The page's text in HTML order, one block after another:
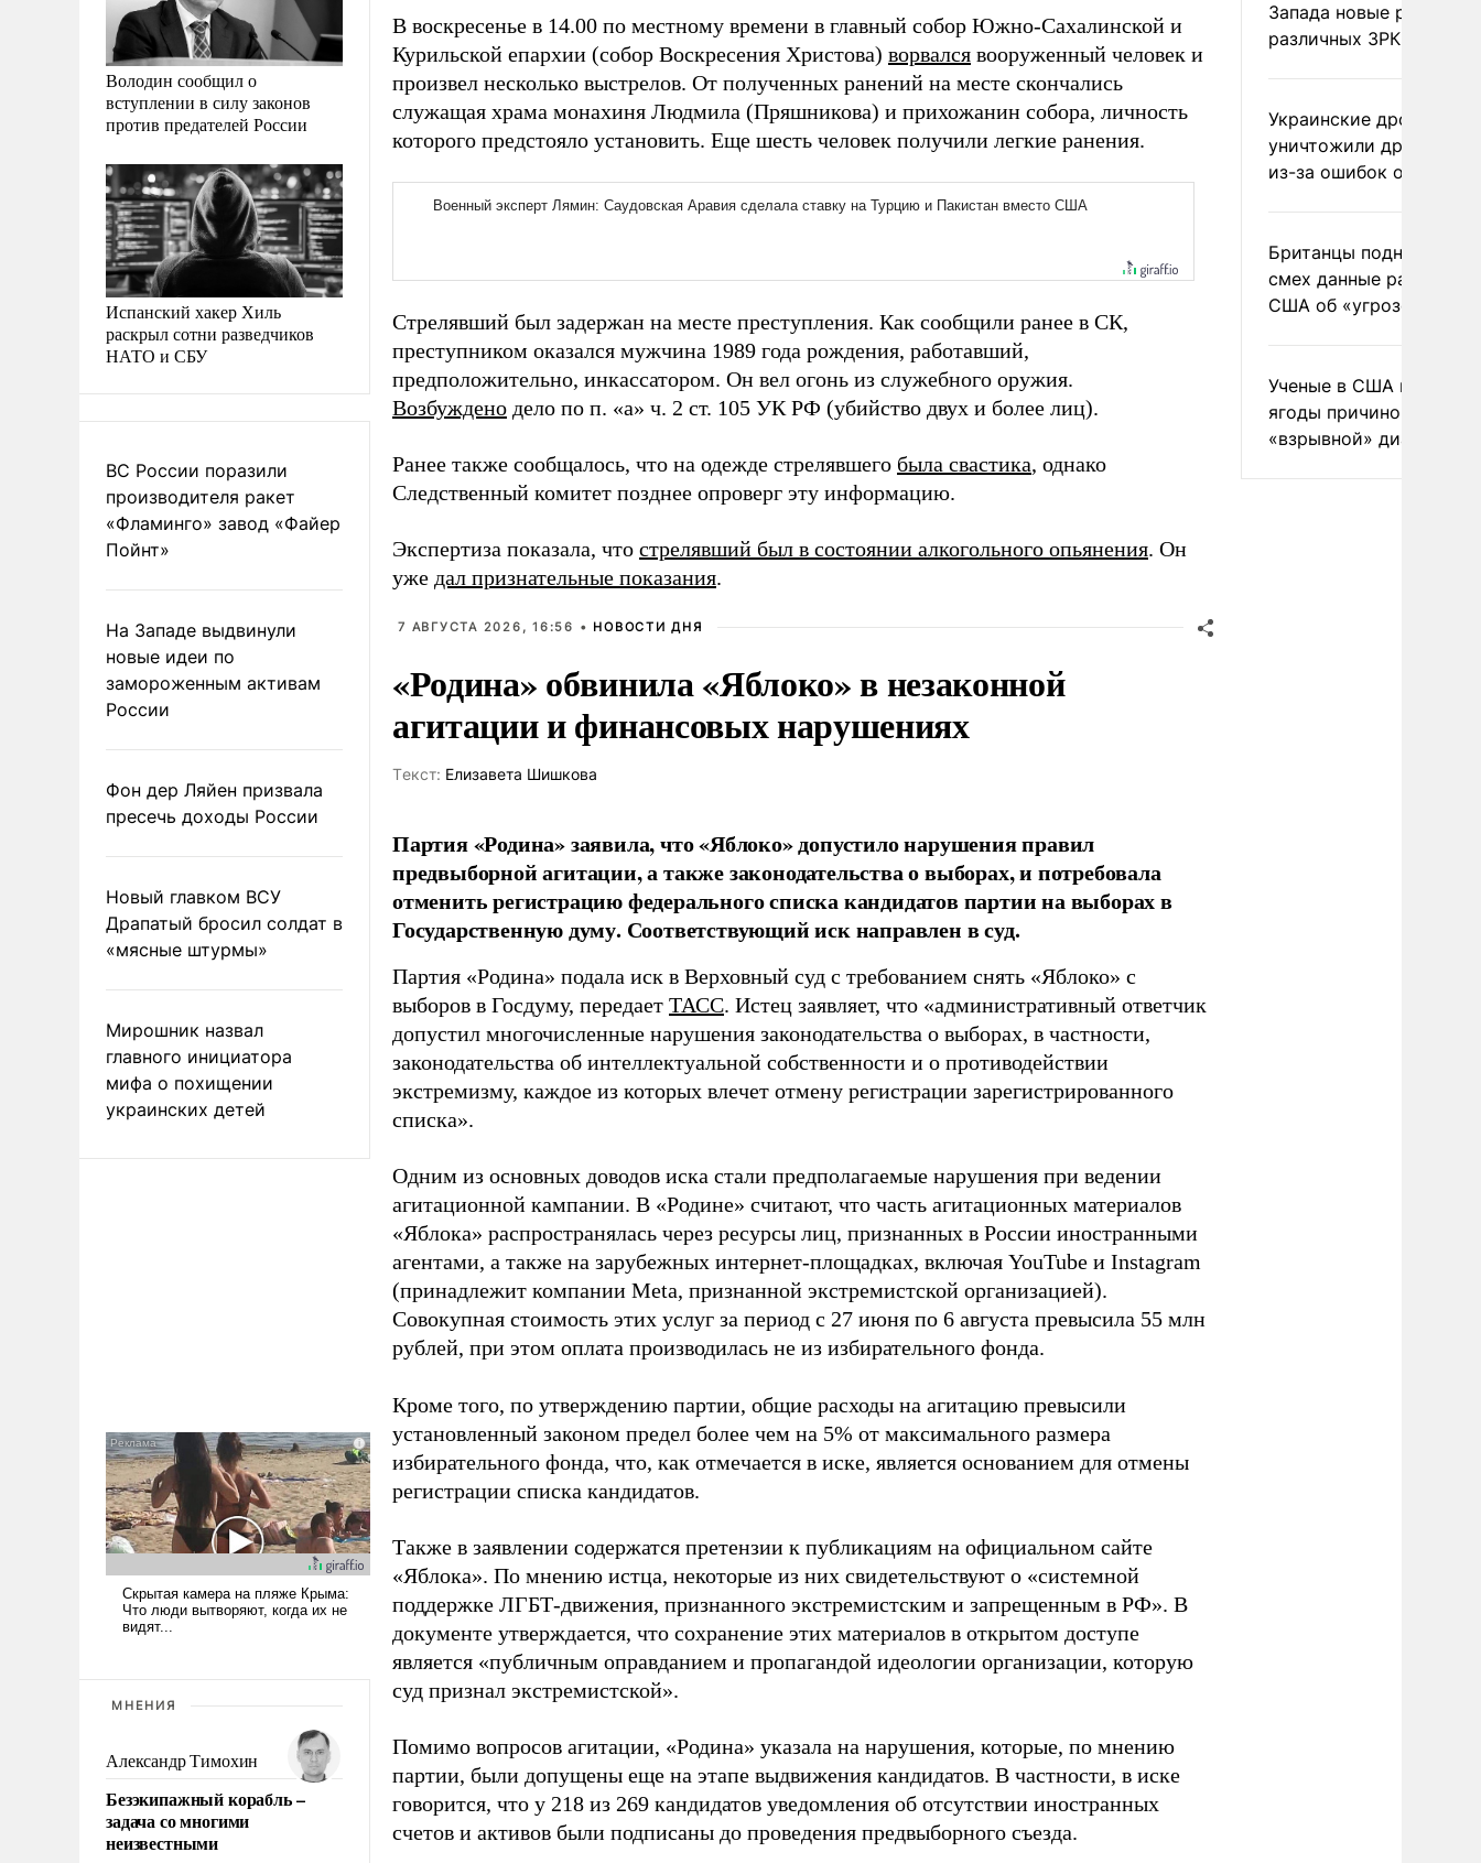
Володин сообщил о
вступлении в силу законов
против предателей России
Испанский хакер Хиль
раскрыл сотни разведчиков
НАТО и СБУ
ВС России поразили
производителя ракет
«Фламинго» завод «Файер
Пойнт»
На Западе выдвинули
новые идеи по
замороженным активам
России
Фон дер Ляйен призвала
пресечь доходы России
Новый главком ВСУ
Драпатый бросил солдат в
«мясные штурмы»
Мирошник назвал
главного инициатора
мифа о похищении
украинских детей
МНЕНИЯ
Александр Тимохин
Безэкипажный корабль –
задача со многими
неизвестными
В воскресенье в 14.00 по местному времени в главный собор Южно-Сахалинской и
Курильской епархии (собор Воскресения Христова) ворвался вооруженный человек и
произвел несколько выстрелов. От полученных ранений на месте скончались
служащая храма монахиня Людмила (Пряшникова) и прихожанин собора, личность
которого предстояло установить. Еще шесть человек получили легкие ранения.
Стрелявший был задержан на месте преступления. Как сообщили ранее в СК,
преступником оказался мужчина 1989 года рождения, работавший,
предположительно, инкассатором. Он вел огонь из служебного оружия.
Возбуждено дело по п. «а» ч. 2 ст. 105 УК РФ (убийство двух и более лиц).
Ранее также сообщалось, что на одежде стрелявшего была свастика, однако
Следственный комитет позднее опроверг эту информацию.
Экспертиза показала, что стрелявший был в состоянии алкогольного опьянения. Он
уже дал признательные показания.
7 АВГУСТА 2026, 16:56 • НОВОСТИ ДНЯ
«Родина» обвинила «Яблоко» в незаконной
агитации и финансовых нарушениях
Tекст: Елизавета Шишкова
Партия «Родина» заявила, что «Яблоко» допустило нарушения правил
предвыборной агитации, а также законодательства о выборах, и потребовала
отменить регистрацию федерального списка кандидатов партии на выборах в
Государственную думу. Соответствующий иск направлен в суд.
Партия «Родина» подала иск в Верховный суд с требованием снять «Яблоко» с
выборов в Госдуму, передает ТАСС. Истец заявляет, что «административный ответчик
допустил многочисленные нарушения законодательства о выборах, в частности,
законодательства об интеллектуальной собственности и о противодействии
экстремизму, каждое из которых влечет отмену регистрации зарегистрированного
списка».
Одним из основных доводов иска стали предполагаемые нарушения при ведении
агитационной кампании. В «Родине» считают, что часть агитационных материалов
«Яблока» распространялась через ресурсы лиц, признанных в России иностранными
агентами, а также на зарубежных интернет-площадках, включая YouTube и Instagram
(принадлежит компании Meta, признанной экстремистской организацией).
Совокупная стоимость этих услуг за период с 27 июня по 6 августа превысила 55 млн
рублей, при этом оплата производилась не из избирательного фонда.
Кроме того, по утверждению партии, общие расходы на агитацию превысили
установленный законом предел более чем на 5% от максимального размера
избирательного фонда, что, как отмечается в иске, является основанием для отмены
регистрации списка кандидатов.
Также в заявлении содержатся претензии к публикациям на официальном сайте
«Яблока». По мнению истца, некоторые из них свидетельствуют о «системной
поддержке ЛГБТ-движения, признанного экстремистским и запрещенным в РФ». В
документе утверждается, что сохранение этих материалов в открытом доступе
является «публичным оправданием и пропагандой идеологии организации, которую
суд признал экстремистской».
Помимо вопросов агитации, «Родина» указала на нарушения, которые, по мнению
партии, были допущены еще на этапе выдвижения кандидатов. В частности, в иске
говорится, что у 218 из 269 кандидатов уведомления об отсутствии иностранных
счетов и активов были подписаны до проведения предвыборного съезда.
Запада новые ракеты
различных ЗРК
Украинские дроны
уничтожили друг друга
из-за ошибок
Британцы подняли на
смех данные разведки
США об «угрозе
Ученые в США назвали
ягоды причиной
«взрывной» диареи